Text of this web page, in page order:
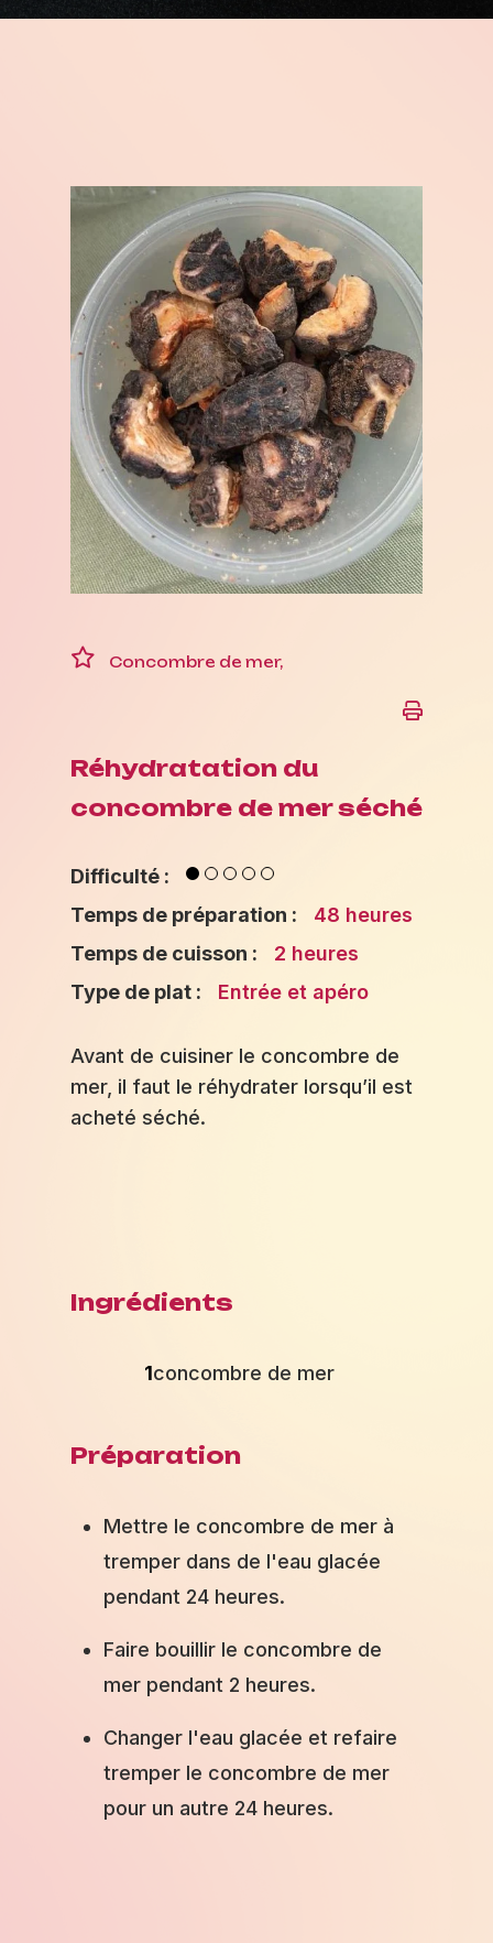
Concombre de mer,
Réhydratation du
concombre de mer séché
Difficulté :
Temps de préparation :
48 heures
Temps de cuisson :
2 heures
Type de plat :
Entrée et apéro
Avant de cuisiner le concombre de
mer, il faut le réhydrater lorsqu’il est
acheté séché.
Ingrédients
1concombre de mer
Préparation
Mettre le concombre de mer à
tremper dans de l'eau glacée
pendant 24 heures.
Faire bouillir le concombre de
mer pendant 2 heures.
Changer l'eau glacée et refaire
tremper le concombre de mer
pour un autre 24 heures.